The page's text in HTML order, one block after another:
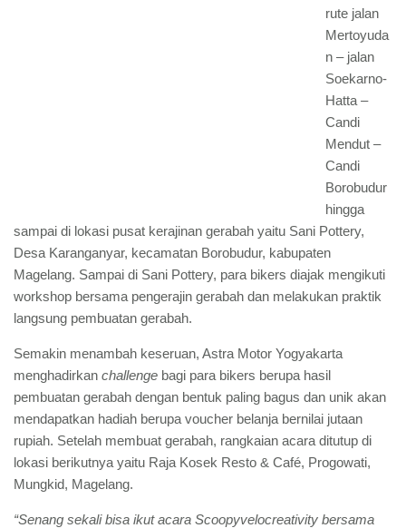
rute jalan
Mertoyuda
n – jalan
Soekarno-
Hatta –
Candi
Mendut –
Candi
Borobudur
hingga
sampai di lokasi pusat kerajinan gerabah yaitu Sani Pottery,
Desa Karanganyar, kecamatan Borobudur, kabupaten
Magelang. Sampai di Sani Pottery, para bikers diajak mengikuti
workshop bersama pengerajin gerabah dan melakukan praktik
langsung pembuatan gerabah.
Semakin menambah keseruan, Astra Motor Yogyakarta
menghadirkan challenge bagi para bikers berupa hasil
pembuatan gerabah dengan bentuk paling bagus dan unik akan
mendapatkan hadiah berupa voucher belanja bernilai jutaan
rupiah. Setelah membuat gerabah, rangkaian acara ditutup di
lokasi berikutnya yaitu Raja Kosek Resto & Café, Progowati,
Mungkid, Magelang.
“Senang sekali bisa ikut acara Scoopyvelocreativity bersama